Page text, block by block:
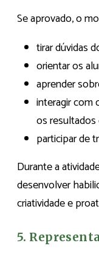
Se aprovado, o
tirar dúvidas
orientar os
aprender
interagir com
os
participar de
Durante a
desenvolver
criatividade e
5.